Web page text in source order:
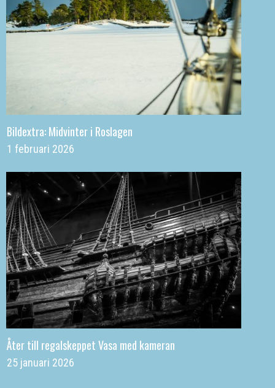
Bildextra: Midvinter i Roslagen
1 februari 2026
Åter till regalskeppet Vasa med kameran
25 januari 2026